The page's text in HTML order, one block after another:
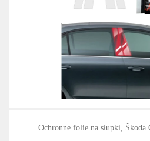
Ochronne folie na słupki,